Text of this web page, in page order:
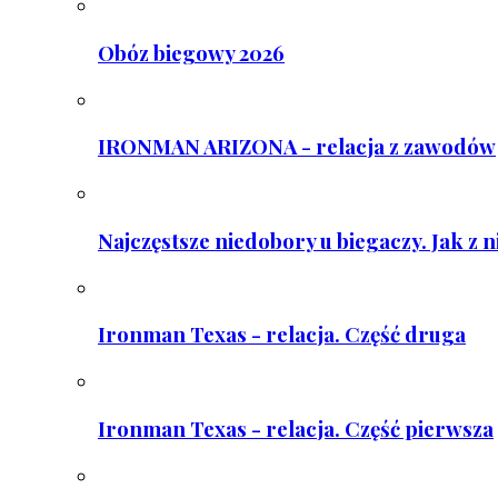
Obóz biegowy 2026
IRONMAN ARIZONA - relacja z zawodów
Najczęstsze niedobory u biegaczy. Jak z
Ironman Texas - relacja. Część druga
Ironman Texas - relacja. Część pierwsza